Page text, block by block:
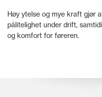
Høy ytelse og mye kraft gjør
pålitelighet under drift,
og komfort for føreren.